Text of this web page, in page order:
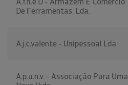
De Ferramentas, Lda.
A.j.c.valente - Unipessoal Lda
A.p.u.n.v. - Associação Para Uma